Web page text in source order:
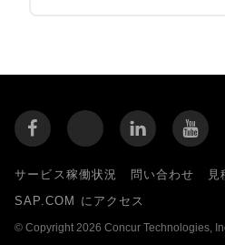
サービス稼働状況 問い合わせ 見
SAP.COM にアクセス
© Copyright 2026 Concur Technologies,